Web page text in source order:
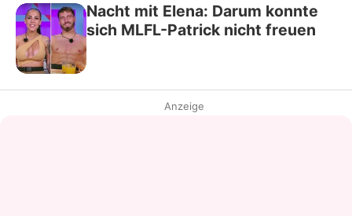
Nacht mit Elena: Darum konnte
sich MLFL-Patrick nicht freuen
Anzeige